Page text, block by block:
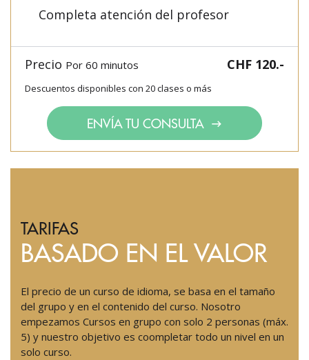
Completa atención del profesor
Precio Por 60 minutos CHF 120.-
Descuentos disponibles con 20 clases o más
ENVÍA TU CONSULTA
TARIFAS
BASADO EN EL VALOR
El precio de un curso de idioma, se basa en el tamaño
del grupo y en el contenido del curso. Nosotro
empezamos Cursos en grupo con solo 2 personas (máx.
5) y nuestro objetivo es coompletar todo un nivel en un
solo curso.